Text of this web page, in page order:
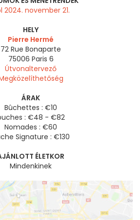
2024. november 21.
HELY
Pierre Hermé
72 Rue Bonaparte
75006 Paris 6
Útvonaltervező
ÁRAK
Bûchettes : €10
: €48 - €82
Nomades : €60
Signature : €130
ÉLETKOR
Mindenkinek